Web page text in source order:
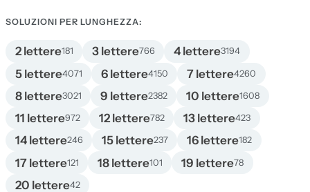
SOLUZIONI PER LUNGHEZZA:
2 lettere181 3 lettere766 4 lettere3194
5 lettere4071 6 lettere4150 7 lettere4260
8 lettere3021 9 lettere2382 10 lettere1608
11 lettere972 12 lettere782 13 lettere423
14 lettere246 15 lettere237 16 lettere182
17 lettere121 18 lettere101 19 lettere78
20 lettere42